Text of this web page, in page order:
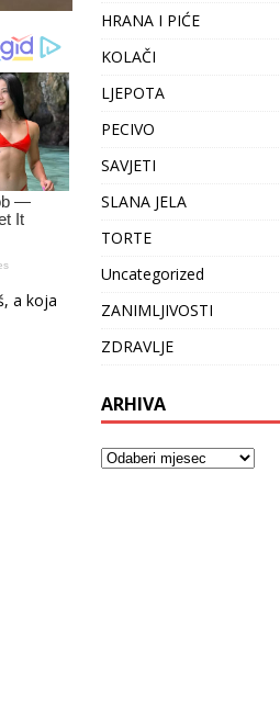
a koja
HRANA I PIĆE
KOLAČI
LJEPOTA
PECIVO
SAVJETI
SLANA JELA
TORTE
Uncategorized
ZANIMLJIVOSTI
ZDRAVLJE
ARHIVA